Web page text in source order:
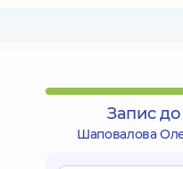
Запис до
Шаповалова